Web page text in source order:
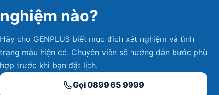
nghiệm nào?
Hãy cho GENPLUS biết mục đích xét nghiệm và tình
trạng mẫu hiện có. Chuyên viên sẽ hướng dẫn bước phù
hợp trước khi bạn đặt lịch.
Gọi 0899 65 9999